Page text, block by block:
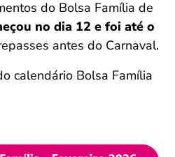
do Bolsa Família de
no dia 12 e foi até o
antes do Carnaval.
calendário Bolsa Família